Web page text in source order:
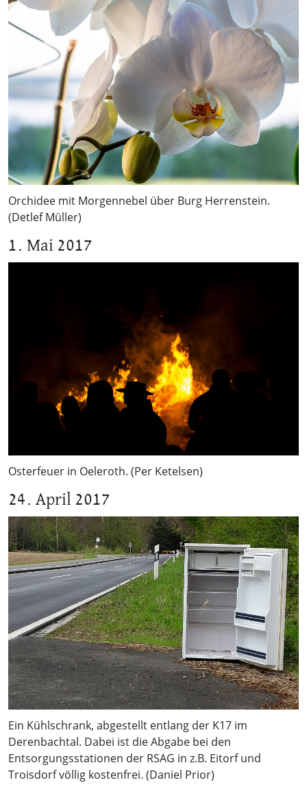
Orchidee mit Morgennebel über Burg Herrenstein.
(Detlef Müller)
1. Mai 2017
Osterfeuer in Oeleroth. (Per Ketelsen)
24. April 2017
Ein Kühlschrank, abgestellt entlang der K17 im
Derenbachtal. Dabei ist die Abgabe bei den
Entsorgungsstationen der RSAG in z.B. Eitorf und
Troisdorf völlig kostenfrei. (Daniel Prior)